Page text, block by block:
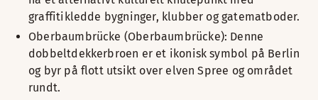
graffitikledde bygninger, klubber og gatematboder.
Oberbaumbrücke (Oberbaumbrücke): Denne
dobbeltdekkerbroen er et ikonisk symbol på Berlin
og byr på flott utsikt over elven Spree og området
rundt.